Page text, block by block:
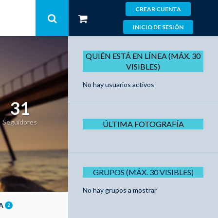
CREAR CUENTA
INICIO DE SESIÓN
31
Seguidores
2
QUIÉN ESTÁ EN LÍNEA (MÁX. 30
VISIBLES)
No hay usuarios activos
ÚLTIMA FOTOGRAFÍA
GRUPOS (MÁX. 30 VISIBLES)
No hay grupos a mostrar